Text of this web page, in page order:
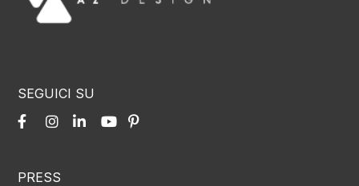
SEGUICI SU
PRESS